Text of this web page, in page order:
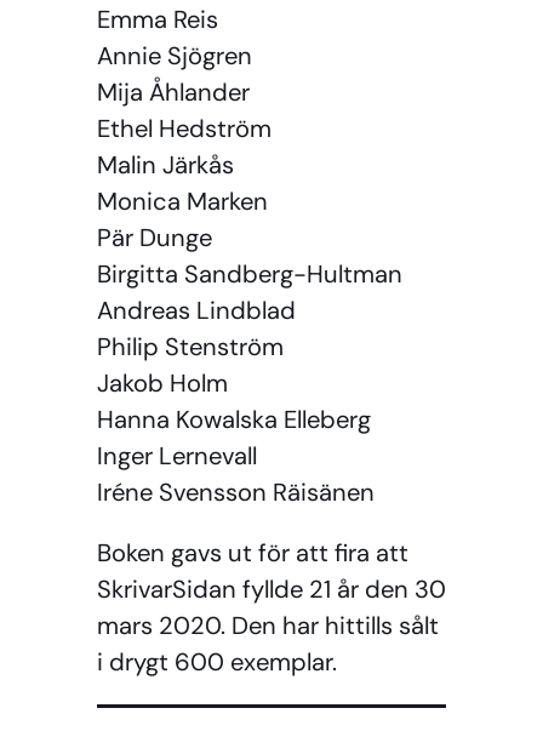
Emma Reis
Annie Sjögren
Mija Åhlander
Ethel Hedström
Malin Järkås
Monica Marken
Pär Dunge
Birgitta Sandberg-Hultman
Andreas Lindblad
Philip Stenström
Jakob Holm
Hanna Kowalska Elleberg
Inger Lernevall
Iréne Svensson Räisänen
Boken gavs ut för att fira att
SkrivarSidan fyllde 21 år den 30
mars 2020. Den har hittills sålt
i drygt 600 exemplar.